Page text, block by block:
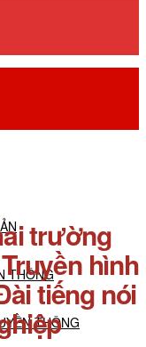
THÔNG
THÔNG
trường
hình
tiếng nói